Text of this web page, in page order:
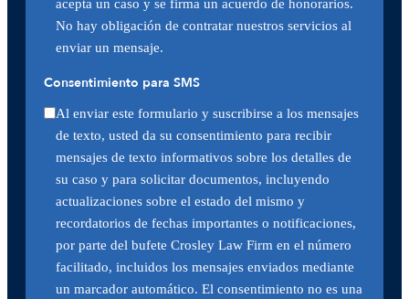
acepta un caso y se firma un acuerdo de honorarios.
No hay obligación de contratar nuestros servicios al
enviar un mensaje.
Consentimiento para SMS
Al enviar este formulario y suscribirse a los mensajes
de texto, usted da su consentimiento para recibir
mensajes de texto informativos sobre los detalles de
su caso y para solicitar documentos, incluyendo
actualizaciones sobre el estado del mismo y
recordatorios de fechas importantes o notificaciones,
por parte del bufete Crosley Law Firm en el número
facilitado, incluidos los mensajes enviados mediante
un marcador automático. El consentimiento no es una